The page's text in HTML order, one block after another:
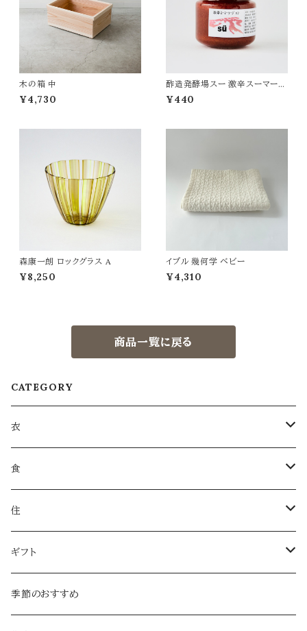
木の箱 中
¥4,730
酢造発酵場スー 激辛スーマーラ
ージャン
¥440
森康一朗 ロックグラス A
¥8,250
イブル 幾何学 ベビー
¥4,310
商品一覧に戻る
CATEGORY
衣
衣類
服飾雑貨
服飾小物／その他
食
菓子
飲みもの
麺類・麺
住
日用品
本・音楽
ギフト
ラッピング
季節のおすすめ